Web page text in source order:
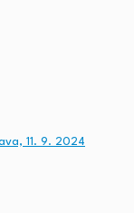
11. 9. 2024